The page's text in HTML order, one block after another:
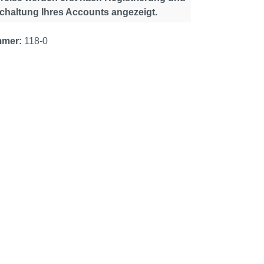
Ihres Accounts angezeigt.
118-0